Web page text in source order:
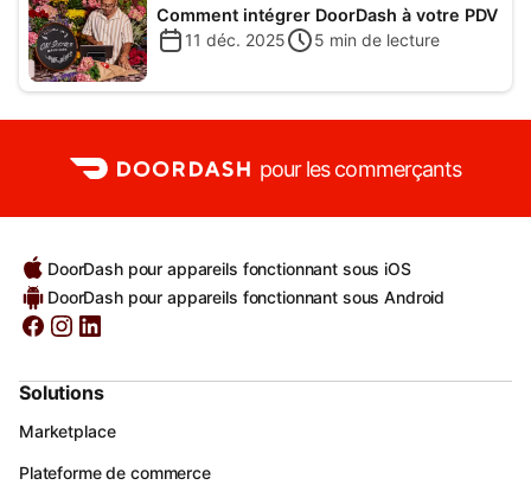
Comment intégrer DoorDash à votre PDV
11 déc. 2025
5 min de lecture
pour les commerçants
DoorDash pour appareils fonctionnant sous iOS
DoorDash pour appareils fonctionnant sous Android
Solutions
Marketplace
Plateforme de commerce